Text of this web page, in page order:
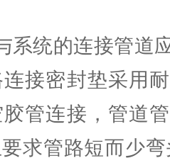
系统的连接管道
接密封垫采用
管连接，管道
求管路短而少